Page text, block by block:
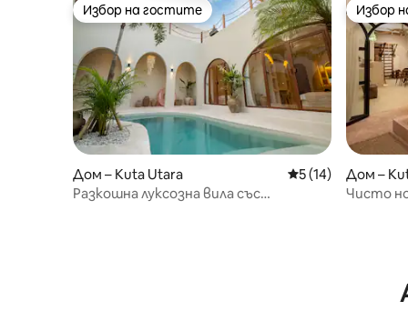
Избор на гостите
Избор на гостите
Дом – Kuta Utara Средна оценка: 5
5 (14)
Разкошна луксозна вила със
Избор
Избор
Дом –
Чисто